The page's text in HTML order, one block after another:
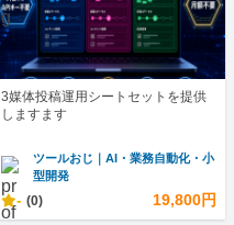
3媒体投稿運用シートセットを提供
しますます
ツールおじ｜AI・業務自動化・小
型開発
- (0) 19,800円